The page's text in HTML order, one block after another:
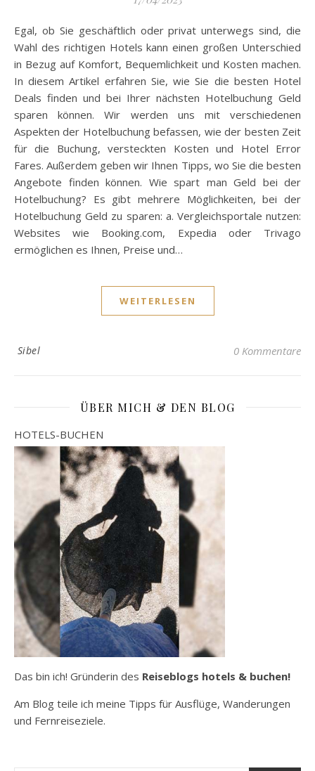
Egal, ob Sie geschäftlich oder privat unterwegs sind, die
Wahl des richtigen Hotels kann einen großen Unterschied
in Bezug auf Komfort, Bequemlichkeit und Kosten machen.
In diesem Artikel erfahren Sie, wie Sie die besten Hotel
Deals finden und bei Ihrer nächsten Hotelbuchung Geld
sparen können. Wir werden uns mit verschiedenen
Aspekten der Hotelbuchung befassen, wie der besten Zeit
für die Buchung, versteckten Kosten und Hotel Error
Fares. Außerdem geben wir Ihnen Tipps, wo Sie die besten
Angebote finden können. Wie spart man Geld bei der
Hotelbuchung? Es gibt mehrere Möglichkeiten, bei der
Hotelbuchung Geld zu sparen: a. Vergleichsportale nutzen:
Websites wie Booking.com, Expedia oder Trivago
ermöglichen es Ihnen, Preise und…
WEITERLESEN
Sibel 0 Kommentare
ÜBER MICH & DEN BLOG
HOTELS-BUCHEN
Das bin ich! Gründerin des Reiseblogs hotels & buchen!
Am Blog teile ich meine Tipps für Ausflüge, Wanderungen
und Fernreiseziele.